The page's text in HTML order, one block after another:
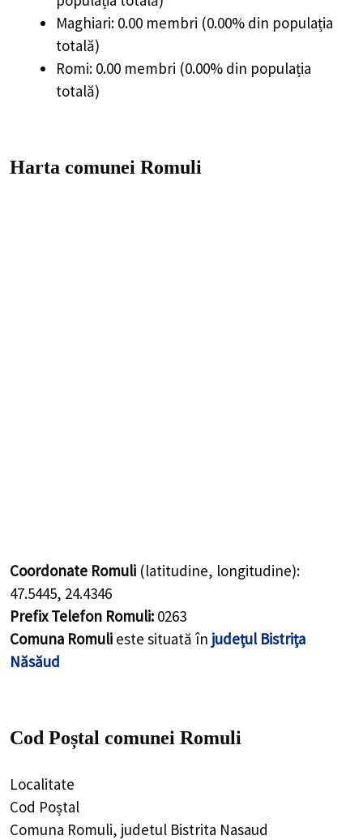
Maghiari: 0.00 membri (0.00% din populația
totală)
Romi: 0.00 membri (0.00% din populația
totală)
Harta comunei Romuli
Coordonate Romuli (latitudine, longitudine):
47.5445, 24.4346
Prefix Telefon Romuli: 0263
Comuna Romuli este situată în județul Bistrița
Năsăud
Cod Poștal comunei Romuli
Localitate
Cod Poștal
Comuna Romuli, judetul Bistrita Nasaud